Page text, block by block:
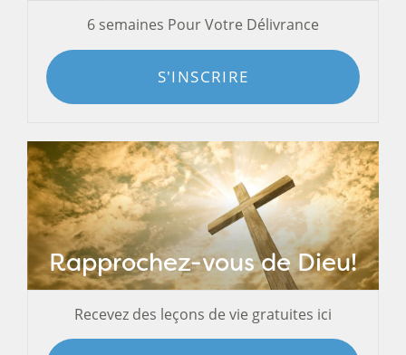
6 semaines Pour Votre Délivrance
S'INSCRIRE
Rapprochez-vous de Dieu!
Recevez des leçons de vie gratuites ici